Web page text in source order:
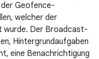
Geofence-
welcher der
wurde. Der Broadcast-
Hintergrundaufgaben
eine Benachrichtigung